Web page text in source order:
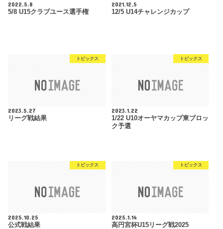
2022.5.8
5/8 U15クラブユース選手権
2021.12.5
12/5 U14チャレンジカップ
トピックス
2023.5.27
リーグ戦結果
トピックス
2023.1.22
1/22 U10オーヤマカップ東ブロッ
ク予選
トピックス
2025.10.25
公式戦結果
トピックス
2025.1.14
高円宮杯U15リーグ戦2025